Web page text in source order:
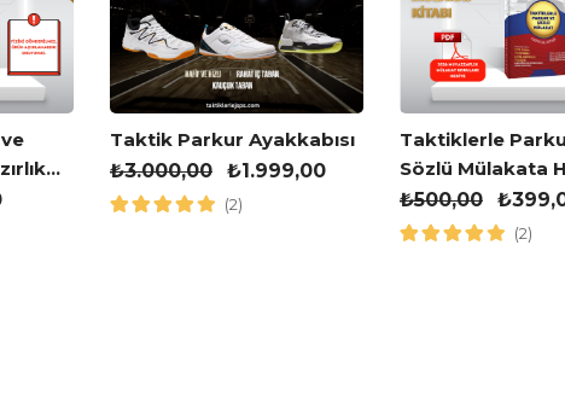
Taktik Parkur Ayakkabısı
₺3.000,00 ₺1.999,00
(2)
Taktiklerle
Sözlü Mülakata
Kitabı
₺500,00 ₺
(2)